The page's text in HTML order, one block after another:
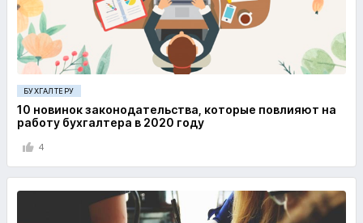
БУХГАЛТЕРУ
10 новинок законодательства, которые повлияют на
работу бухгалтера в 2020 году
4